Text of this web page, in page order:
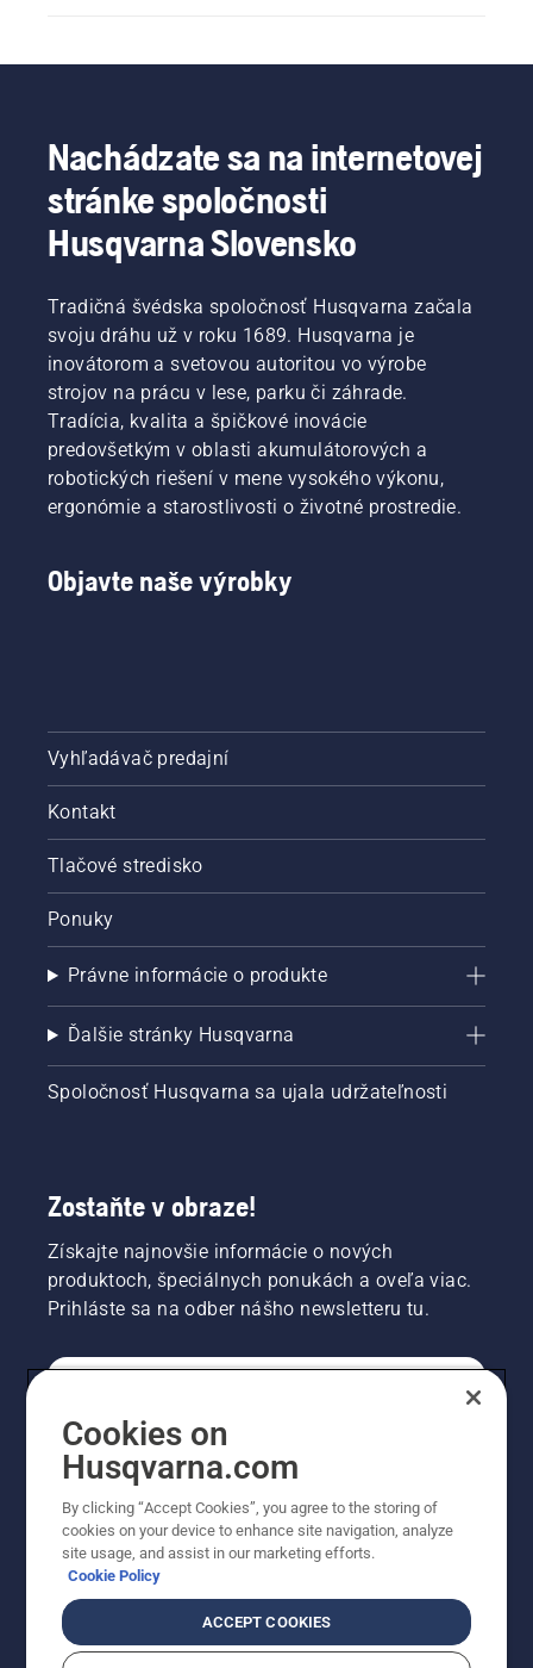
Nachádzate sa na internetovej
stránke spoločnosti
Husqvarna Slovensko
Tradičná švédska spoločnosť Husqvarna začala
svoju dráhu už v roku 1689. Husqvarna je
inovátorom a svetovou autoritou vo výrobe
strojov na prácu v lese, parku či záhrade.
Tradícia, kvalita a špičkové inovácie
predovšetkým v oblasti akumulátorových a
robotických riešení v mene vysokého výkonu,
ergonómie a starostlivosti o životné prostredie.
Objavte naše výrobky
Vyhľadávač predajní
Kontakt
Tlačové stredisko
Ponuky
Právne informácie o produkte
Ďalšie stránky Husqvarna
Spoločnosť Husqvarna sa ujala udržateľnosti
Zostaňte v obraze!
Získajte najnovšie informácie o nových
produktoch, špeciálnych ponukách a oveľa viac.
Prihláste sa na odber nášho newsletteru tu.
PROFESIONÁLNE
Cookies on
Husqvarna.com
By clicking “Accept Cookies”, you agree to the storing of
cookies on your device to enhance site navigation, analyze
site usage, and assist in our marketing efforts.
Cookie Policy
ACCEPT COOKIES